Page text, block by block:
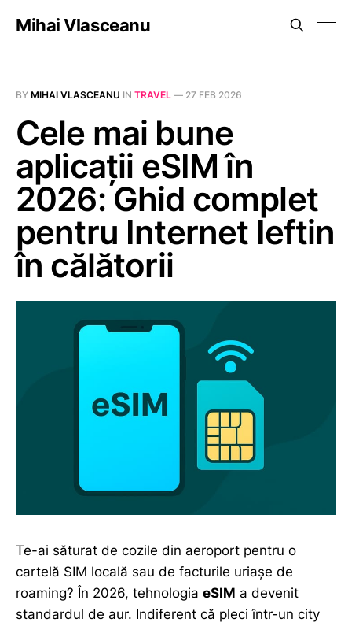
Mihai Vlasceanu
BY MIHAI VLASCEANU IN TRAVEL — 27 FEB 2026
Cele mai bune
aplicații eSIM în
2026: Ghid complet
pentru Internet Ieftin
în călătorii
Te-ai săturat de cozile din aeroport pentru o
cartelă SIM locală sau de facturile uriașe de
roaming? În 2026, tehnologia eSIM a devenit
standardul de aur. Indiferent că pleci într-un city